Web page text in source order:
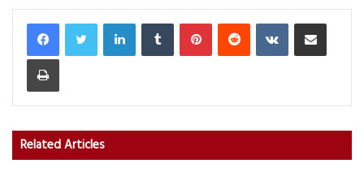
LinkedInTumblr PinterestReddit VKontakteShare via Email
Print
Related Articles